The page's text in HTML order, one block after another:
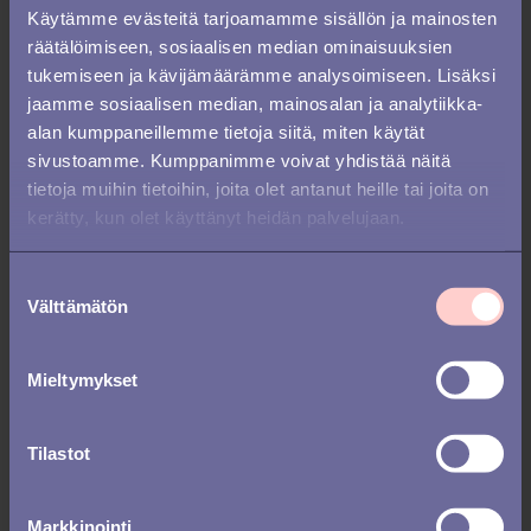
Käytämme evästeitä tarjoamamme sisällön ja mainosten
räätälöimiseen, sosiaalisen median ominaisuuksien
tukemiseen ja kävijämäärämme analysoimiseen. Lisäksi
jaamme sosiaalisen median, mainosalan ja analytiikka-
alan kumppaneillemme tietoja siitä, miten käytät
sivustoamme. Kumppanimme voivat yhdistää näitä
tietoja muihin tietoihin, joita olet antanut heille tai joita on
kerätty, kun olet käyttänyt heidän palvelujaan.
Välttämätön
Mieltymykset
Tilastot
Markkinointi
Näiden asioiden pitäisi olla osa kaikkia
rekrytointistrategioita. Ei saa olla
rekrytoivan työntekijän tai pomon tehtävä
päättää, miten yrityksen tulee esitellä
itsensä ulkomaailmalle. Näitä kahta asiaa
(profilointi ja yrityskuva) ei pitäisi hallita
sattumalta. Kyse on siitä, miten
urasivuista, kuinka rekrytointitoimisto
tapaa hakijan, onko sinuun helppo saada
yhteyttä, kun työnhakijat ottavat sinuun
hylkäyskirje/sähköposti) ja monia muita
perusteellinen ja keskity laatuun, kun
työskentelet näiden asioiden parissa – se
muodossa.